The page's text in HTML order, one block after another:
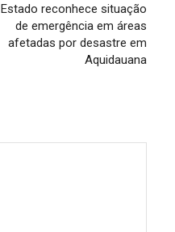
Estado reconhece situação
de emergência em áreas
afetadas por desastre em
Aquidauana